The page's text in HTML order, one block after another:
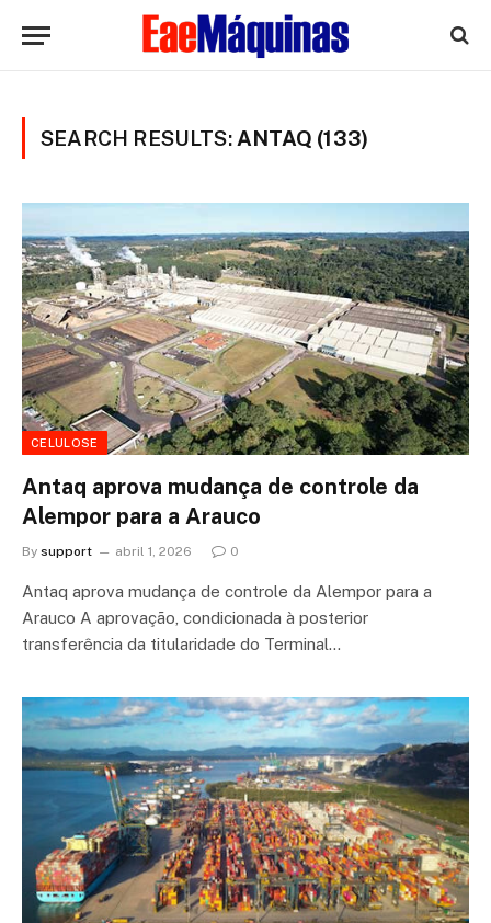
SEARCH RESULTS: ANTAQ (133)
CELULOSE
Antaq aprova mudança de controle da
Alempor para a Arauco
By support abril 1, 2026 0
Antaq aprova mudança de controle da Alempor para a
Arauco A aprovação, condicionada à posterior
transferência da titularidade do Terminal…